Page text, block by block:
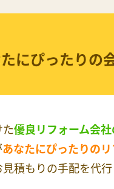
にぴったりの
優良リフォーム会社
あなたにぴったりの
積もりの手配を代